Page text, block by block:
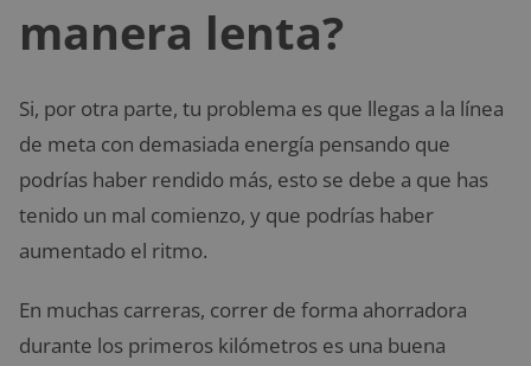
manera lenta?
Si, por otra parte, tu problema es que llegas a la línea
de meta con demasiada energía pensando que
podrías haber rendido más, esto se debe a que has
tenido un mal comienzo, y que podrías haber
aumentado el ritmo.
En muchas carreras, correr de forma ahorradora
durante los primeros kilómetros es una buena